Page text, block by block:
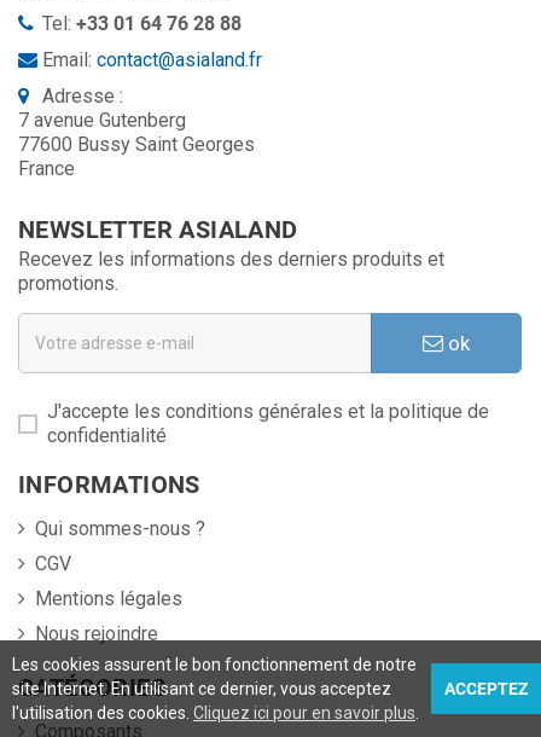
Tel: +33 01 64 76 28 88
Email: contact@asialand.fr
Adresse :
7 avenue Gutenberg
77600 Bussy Saint Georges
France
NEWSLETTER ASIALAND
Recevez les informations des derniers produits et
promotions.
ok
J'accepte les conditions générales et la politique de
confidentialité
INFORMATIONS
Qui sommes-nous ?
CGV
Mentions légales
Nous rejoindre
CATÉGORIES
Composants
Les cookies assurent le bon fonctionnement de notre
site Internet. En utilisant ce dernier, vous acceptez
l'utilisation des cookies. Cliquez ici pour en savoir plus
ACCEPTEZ